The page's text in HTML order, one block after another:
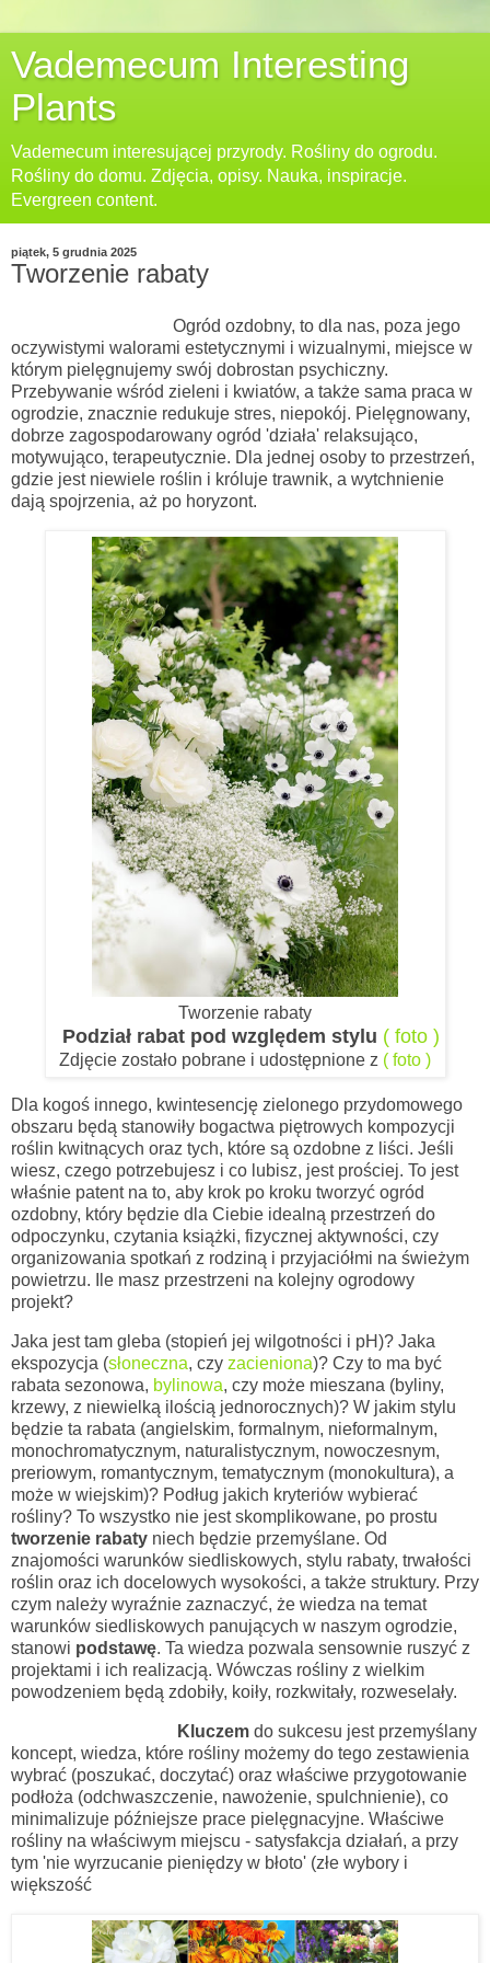
Vademecum Interesting
Plants
Vademecum interesującej przyrody. Rośliny do ogrodu.
Rośliny do domu. Zdjęcia, opisy. Nauka, inspiracje.
Evergreen content.
piątek, 5 grudnia 2025
Tworzenie rabaty
Ogród ozdobny, to dla nas, poza jego
oczywistymi walorami estetycznymi i wizualnymi, miejsce w
którym pielęgnujemy swój dobrostan psychiczny.
Przebywanie wśród zieleni i kwiatów, a także sama praca w
ogrodzie, znacznie redukuje stres, niepokój. Pielęgnowany,
dobrze zagospodarowany ogród 'działa' relaksująco,
motywująco, terapeutycznie. Dla jednej osoby to przestrzeń,
gdzie jest niewiele roślin i króluje trawnik, a wytchnienie
dają spojrzenia, aż po horyzont.
Tworzenie rabaty
Podział rabat pod względem stylu ( foto )
Zdjęcie zostało pobrane i udostępnione z ( foto )
Dla kogoś innego, kwintesencję zielonego przydomowego
obszaru będą stanowiły bogactwa piętrowych kompozycji
roślin kwitnących oraz tych, które są ozdobne z liści. Jeśli
wiesz, czego potrzebujesz i co lubisz, jest prościej. To jest
właśnie patent na to, aby krok po kroku tworzyć ogród
ozdobny, który będzie dla Ciebie idealną przestrzeń do
odpoczynku, czytania książki, fizycznej aktywności, czy
organizowania spotkań z rodziną i przyjaciółmi na świeżym
powietrzu. Ile masz przestrzeni na kolejny ogrodowy
projekt?
Jaka jest tam gleba (stopień jej wilgotności i pH)? Jaka
ekspozycja (słoneczna, czy zacieniona)? Czy to ma być
rabata sezonowa, bylinowa, czy może mieszana (byliny,
krzewy, z niewielką ilością jednorocznych)? W jakim stylu
będzie ta rabata (angielskim, formalnym, nieformalnym,
monochromatycznym, naturalistycznym, nowoczesnym,
preriowym, romantycznym, tematycznym (monokultura), a
może w wiejskim)? Podług jakich kryteriów wybierać
rośliny? To wszystko nie jest skomplikowane, po prostu
tworzenie rabaty niech będzie przemyślane. Od
znajomości warunków siedliskowych, stylu rabaty, trwałości
roślin oraz ich docelowych wysokości, a także struktury. Przy
czym należy wyraźnie zaznaczyć, że wiedza na temat
warunków siedliskowych panujących w naszym ogrodzie,
stanowi podstawę. Ta wiedza pozwala sensownie ruszyć z
projektami i ich realizacją. Wówczas rośliny z wielkim
powodzeniem będą zdobiły, koiły, rozkwitały, rozweselały.
Kluczem do sukcesu jest przemyślany
koncept, wiedza, które rośliny możemy do tego zestawienia
wybrać (poszukać, doczytać) oraz właściwe przygotowanie
podłoża (odchwaszczenie, nawożenie, spulchnienie), co
minimalizuje późniejsze prace pielęgnacyjne. Właściwe
rośliny na właściwym miejscu - satysfakcja działań, a przy
tym 'nie wyrzucanie pieniędzy w błoto' (złe wybory i
większość